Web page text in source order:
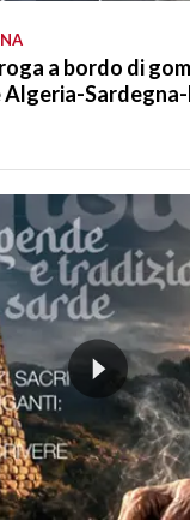
a bordo di
Algeria-